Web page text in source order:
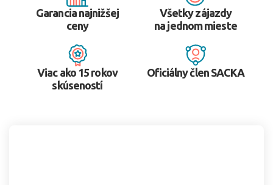
Garancia najnižšej
ceny
Všetky zájazdy
na jednom mieste
Viac ako 15 rokov
skúseností
Oficiálny člen SACKA